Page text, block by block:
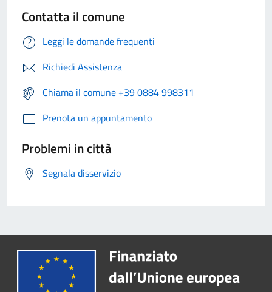
Contatta il comune
Leggi le domande frequenti
Richiedi Assistenza
Chiama il comune +39 0884 998311
Prenota un appuntamento
Problemi in città
Segnala disservizio